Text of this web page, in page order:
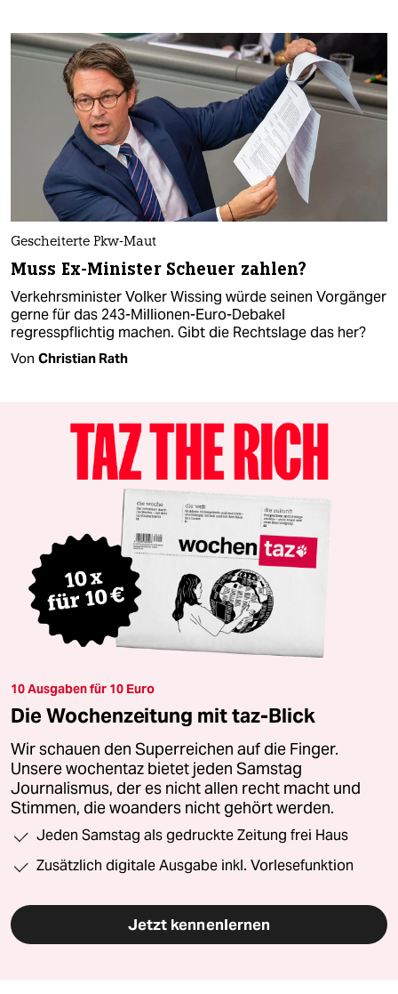
Gescheiterte Pkw-Maut
Muss Ex-Minister Scheuer zahlen?
Verkehrsminister Volker Wissing würde seinen Vorgänger
gerne für das 243-Millionen-Euro-Debakel
regresspflichtig machen. Gibt die Rechtslage das her?
Von Christian Rath
10 Ausgaben für 10 Euro
Die Wochenzeitung mit taz-Blick
Wir schauen den Superreichen auf die Finger.
Unsere wochentaz bietet jeden Samstag
Journalismus, der es nicht allen recht macht und
Stimmen, die woanders nicht gehört werden.
Jeden Samstag als gedruckte Zeitung frei Haus
Zusätzlich digitale Ausgabe inkl. Vorlesefunktion
Jetzt kennenlernen